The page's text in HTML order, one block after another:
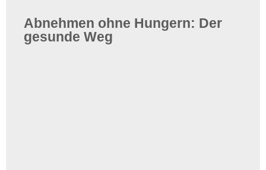
Abnehmen ohne Hungern: Der
gesunde Weg